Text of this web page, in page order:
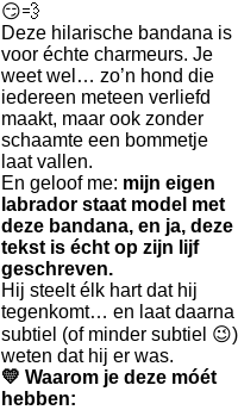
😏💨
Deze hilarische bandana is
voor échte charmeurs. Je
weet wel… zo’n hond die
iedereen meteen verliefd
maakt, maar ook zonder
schaamte een bommetje
laat vallen.
En geloof me: mijn eigen
labrador staat model met
deze bandana, en ja, deze
tekst is écht op zijn lijf
geschreven.
Hij steelt élk hart dat hij
tegenkomt… en laat daarna
subtiel (of minder subtiel 😉)
weten dat hij er was.
💛 Waarom je deze móét
hebben: